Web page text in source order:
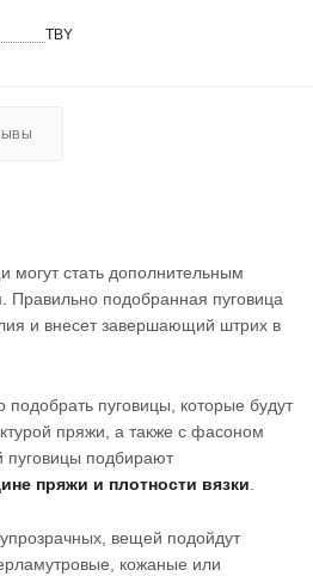
TBY
могут стать дополнительным
Правильно подобранная пуговица
и внесет завершающий штрих в
пуговицы, которые будут
пряжи, а также с фасоном
подбирают
пряжи и плотности вязки
вещей подойдут
кожаные или